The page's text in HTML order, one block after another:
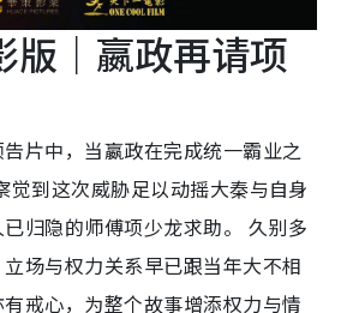
版｜嬴政再请项
告片中，当嬴政在完成统一霸业之
觉到这次威胁足以动摇大秦与自身
归隐的师傅项少龙求助。 久别多
场与权力关系早已跟当年大不相
戒心，为整个故事增添权力与情